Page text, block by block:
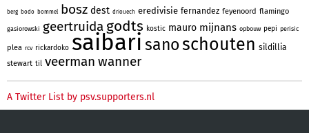
berg bodo bommel bosz dest driouech eredivisie fernandez feyenoord flamingo
gasiorowski geertruida godts kostic mauro mijnans opbouw pepi perisic
plea rcv rickardoko saibari sanoschouten sildillia
stewart til veerman wanner
A Twitter List by psv.supporters.nl